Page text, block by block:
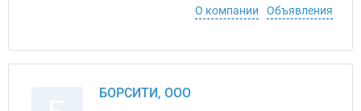
О компании
Объявления
БОРСИТИ, ООО